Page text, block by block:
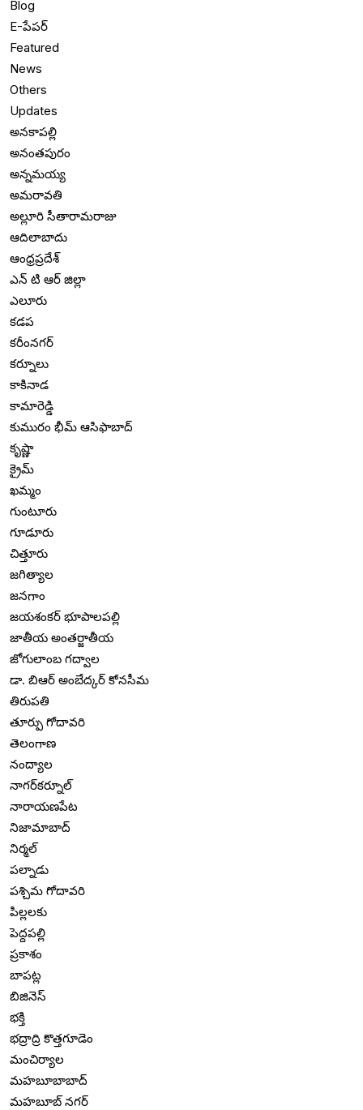
Blog
E-పేపర్
Featured
News
Others
Updates
అనకాపల్లి
అనంతపురం
అన్నమయ్య
అమరావతి
అల్లూరి సీతారామరాజు
ఆదిలాబాదు
ఆంధ్రప్రదేశ్
ఎన్ టి ఆర్ జిల్లా
ఎలూరు
కడప
కరీంనగర్
కర్నూలు
కాకినాడ
కామారెడ్డి
కుమురం భీమ్ ఆసిఫాబాద్
కృష్ణా
క్రైమ్
ఖమ్మం
గుంటూరు
గూడూరు
చిత్తూరు
జగిత్యాల
జనగాం
జయశంకర్ భూపాలపల్లి
జాతీయ అంతర్జాతీయ
జోగులాంబ గద్వాల
డా. బిఆర్ అంబేద్కర్ కోనసీమ
తిరుపతి
తూర్పు గోదావరి
తెలంగాణ
నంద్యాల
నాగర్‌కర్నూల్
నారాయణపేట
నిజామాబాద్
నిర్మల్
పల్నాడు
పశ్చిమ గోదావరి
పిల్లలకు
పెద్దపల్లి
ప్రకాశం
బాపట్ల
బిజినెస్
భక్తి
భద్రాద్రి కొత్తగూడెం
మంచిర్యాల
మహబూబాబాద్
మహబూబ్ నగర్